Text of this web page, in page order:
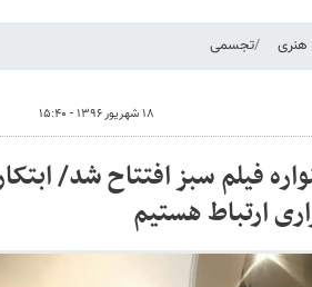
هنری تجسمی
۱۸ شهریور ۱۳۹۶ - ۱۵:۴۰
فیلم سبز افتتاح شد/
ارتباط هستیم